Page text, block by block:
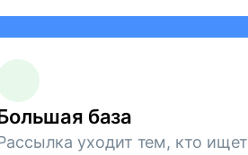
база
уходит тем, кто ищет